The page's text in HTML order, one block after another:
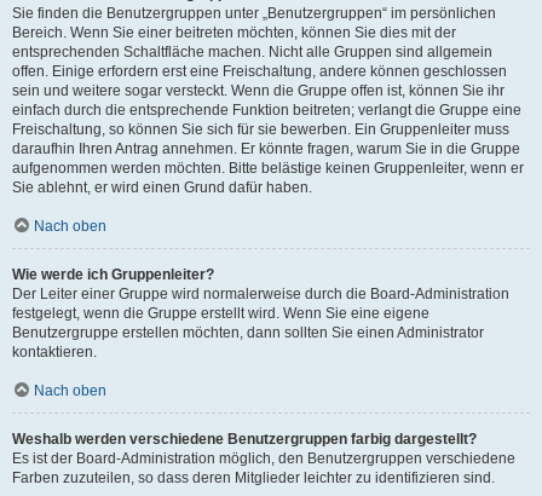
Sie finden die Benutzergruppen unter „Benutzergruppen“ im persönlichen
Bereich. Wenn Sie einer beitreten möchten, können Sie dies mit der
entsprechenden Schaltfläche machen. Nicht alle Gruppen sind allgemein
offen. Einige erfordern erst eine Freischaltung, andere können geschlossen
sein und weitere sogar versteckt. Wenn die Gruppe offen ist, können Sie ihr
einfach durch die entsprechende Funktion beitreten; verlangt die Gruppe eine
Freischaltung, so können Sie sich für sie bewerben. Ein Gruppenleiter muss
daraufhin Ihren Antrag annehmen. Er könnte fragen, warum Sie in die Gruppe
aufgenommen werden möchten. Bitte belästige keinen Gruppenleiter, wenn er
Sie ablehnt, er wird einen Grund dafür haben.
Nach oben
Wie werde ich Gruppenleiter?
Der Leiter einer Gruppe wird normalerweise durch die Board-Administration
festgelegt, wenn die Gruppe erstellt wird. Wenn Sie eine eigene
Benutzergruppe erstellen möchten, dann sollten Sie einen Administrator
kontaktieren.
Nach oben
Weshalb werden verschiedene Benutzergruppen farbig dargestellt?
Es ist der Board-Administration möglich, den Benutzergruppen verschiedene
Farben zuzuteilen, so dass deren Mitglieder leichter zu identifizieren sind.